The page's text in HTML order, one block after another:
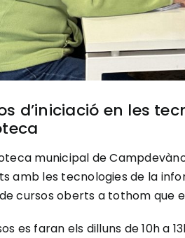
d’iniciació en les
municipal de
amb les tecnologies de la
cursos oberts a tothom que
es faran els dilluns de 10h a